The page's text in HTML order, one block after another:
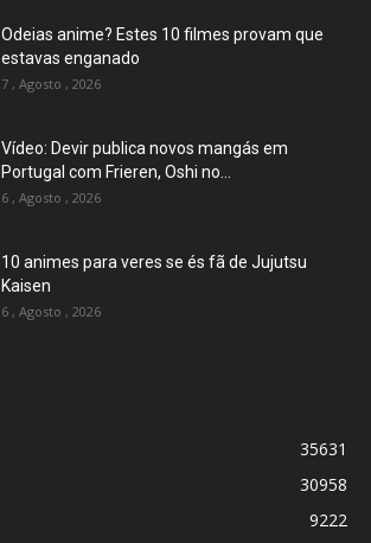
Odeias anime? Estes 10 filmes provam que
estavas enganado
7 , Agosto , 2026
Vídeo: Devir publica novos mangás em
Portugal com Frieren, Oshi no...
6 , Agosto , 2026
10 animes para veres se és fã de Jujutsu
Kaisen
6 , Agosto , 2026
35631
30958
9222